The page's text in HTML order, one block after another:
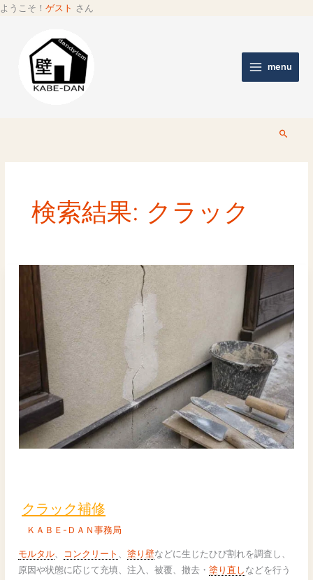
ようこそ！ ゲスト さん
menu
検
検索結果: クラック
クラック補修
ＫＡＢＥ-ＤＡＮ事務局
モルタル、 コンクリート 、塗り壁などに生じたひび割れを調査し、
原因や状態に応じて充填、注入、被覆、撤去・塗り直し などを行う
ク
修